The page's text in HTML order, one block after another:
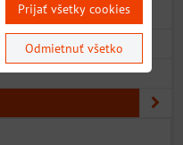
Prijať všetky cookies
Odmietnuť všetko